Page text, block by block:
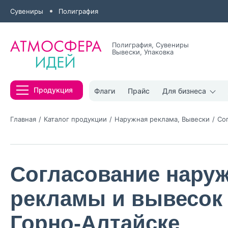
Сувениры Полиграфия
Полиграфия, Сувениры
Вывески, Упаковка
Продукция Флаги Прайс Для бизнеса
Главная Каталог продукции Наружная реклама, Вывески
Согласование
рекламы и вывесок
Горно-Алтайске
Нажимая
политикой
Нажимая на
заявку